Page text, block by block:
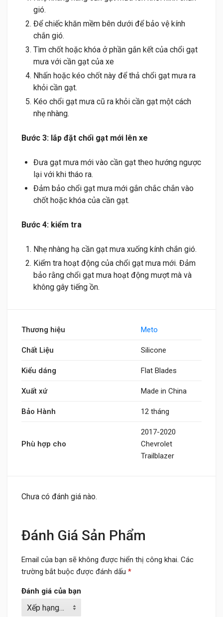
gió.
Để chiếc khăn mềm bên dưới để bảo vệ kính
chắn gió.
Tìm chốt hoặc khóa ở phần gắn kết của chổi gạt
mưa với cần gạt của xe
Nhấn hoặc kéo chốt này để thả chổi gạt mưa ra
khỏi cần gạt.
Kéo chổi gạt mưa cũ ra khỏi cần gạt một cách
nhẹ nhàng.
Bước 3: lắp đặt chổi gạt mới lên xe
Đưa gạt mưa mới vào cần gạt theo hướng ngược
lại với khi tháo ra.
Đảm bảo chổi gạt mưa mới gắn chắc chắn vào
chốt hoặc khóa của cần gạt.
Bước 4: kiểm tra
Nhẹ nhàng hạ cần gạt mưa xuống kính chắn gió.
Kiểm tra hoạt động của chổi gạt mưa mới. Đảm
bảo rằng chổi gạt mưa hoạt động mượt mà và
không gây tiếng ồn.
Thương hiệu Meto
Chất Liệu Silicone
Kiểu dáng Flat Blades
Xuất xứ Made in China
Bảo Hành 12 tháng
Phù hợp cho
2017-2020
Chevrolet
Trailblazer
Chưa có đánh giá nào.
Đánh Giá Sản Phẩm
Email của bạn sẽ không được hiển thị công khai. Các
trường bắt buộc được đánh dấu *
Đánh giá của bạn